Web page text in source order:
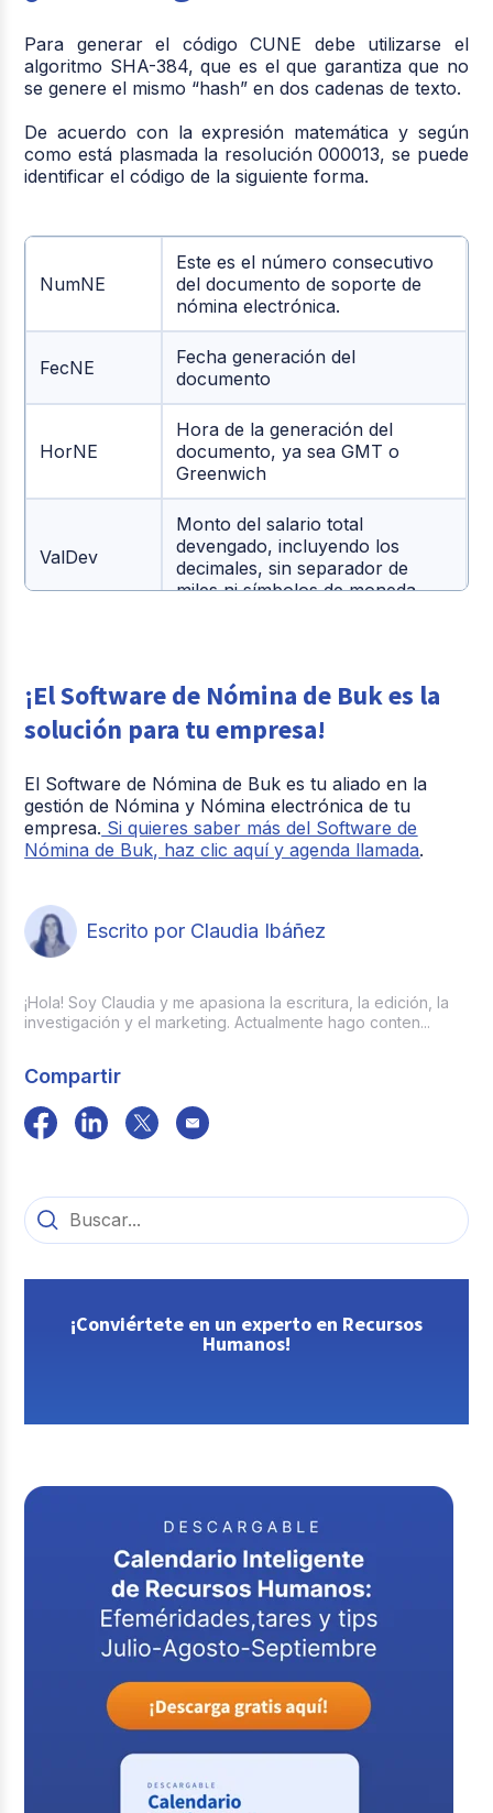
Para generar el código CUNE debe utilizarse el
algoritmo SHA-384, que es el que garantiza que no
se genere el mismo “hash” en dos cadenas de texto.
De acuerdo con la expresión matemática y según
como está plasmada la resolución 000013, se puede
identificar el código de la siguiente forma.
NumNE
Este es el número consecutivo
del documento de soporte de
nómina electrónica.
FecNE
Fecha generación del
documento
HorNE
Hora de la generación del
documento, ya sea GMT o
Greenwich
ValDev
Monto del salario total
devengado, incluyendo los
decimales, sin separador de
miles ni símbolos de moneda.
sin separadores de miles ni
símbolos de moneda
ValToINE
deducciones y lo devengado.
incluyendo los decimales, sin
centesimales ni símbolos de
moneda.
NitNE
SoftwarePIN
Código PIN del Software
Utilizado
TipAmb
¡El Software de Nómina de Buk es la
solución para tu empresa!
El Software de Nómina de Buk es tu aliado en la
gestión de Nómina y Nómina electrónica de tu
empresa. Si quieres saber más del Software de
Nómina de Buk, haz clic aquí y agenda llamada.
Escrito por Claudia Ibáñez
¡Hola! Soy Claudia y me apasiona la escritura, la edición, la
investigación y el marketing. Actualmente hago conten...
Compartir
¡Conviértete en un experto en Recursos
Humanos!